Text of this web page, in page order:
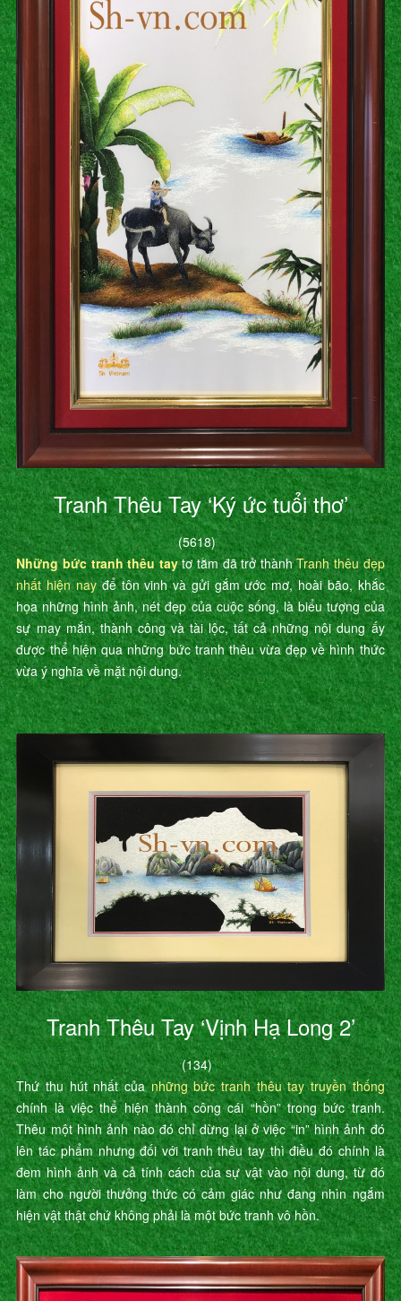
Tranh Thêu Tay ‘Ký ức tuổi thơ’
(5618)
Những bức tranh thêu taytơ tằm đã trở thànhTranh thêu đẹp
nhất hiện nayđể tôn vinh và gửi gắm ước mơ, hoài bão, khắc
họa những hình ảnh, nét đẹp của cuộc sống, là biểu tượng của
sự may mắn, thành công và tài lộc, tất cả những nội dung ấy
được thể hiện qua những bức tranh thêu vừa đẹp về hình thức
vừa ý nghĩa về mặt nội dung.
Tranh Thêu Tay ‘Vịnh Hạ Long 2’
(134)
Thứ thu hút nhất củanhững bức tranh thêu tay truyền thống
chính là việc thể hiện thành công cái “hồn” trong bức tranh.
Thêu một hình ảnh nào đó chỉ dừng lại ở việc “in” hình ảnh đó
lên tác phẩm nhưng đối với tranh thêu tay thì điều đó chính là
đem hình ảnh và cả tính cách của sự vật vào nội dung, từ đó
làm cho người thưởng thức có cảm giác như đang nhìn ngắm
hiện vật thật chứ không phải là một bức tranh vô hồn.